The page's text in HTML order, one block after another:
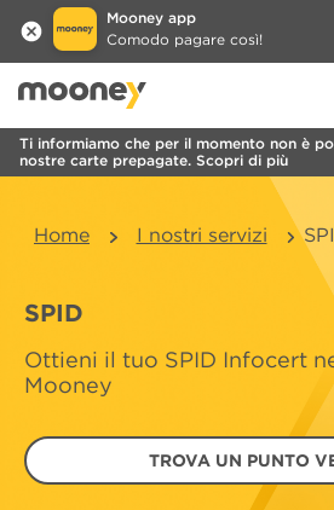
Mooney app
Comodo pagare così!
Ti informiamo che per il momento non è
nostre carte prepagate. Scopri di più
Home I nostri servizi
SPID
Ottieni il tuo SPID Infocert
Mooney
TROVA UN PUNTO